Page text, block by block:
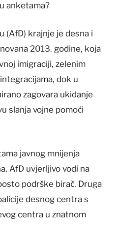
anketama?
(AfD) krajnje je desna i
2013. godine, koja
imigraciji, zelenim
dok u
zagovara ukidanje
slanja vojne pomoći
javnog mnijenja
AfD uvjerljivo vodi na
podrške birač. Druga
desnog centra s
centra u znatnom